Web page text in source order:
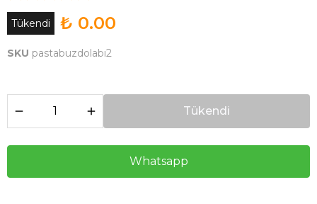
Tükendi ₺ 0.00
SKU pastabuzdolabı2
Tükendi
Whatsapp